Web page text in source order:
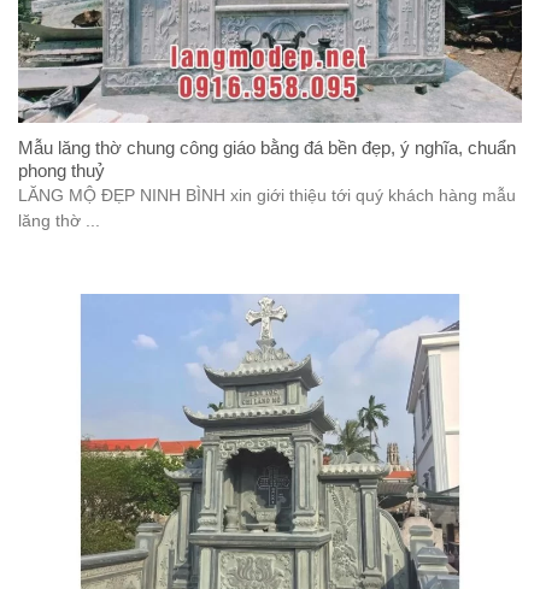
Mẫu lăng thờ chung công giáo bằng đá bền đẹp, ý nghĩa, chuẩn
phong thuỷ
LĂNG MỘ ĐẸP NINH BÌNH xin giới thiệu tới quý khách hàng mẫu
lăng thờ ...